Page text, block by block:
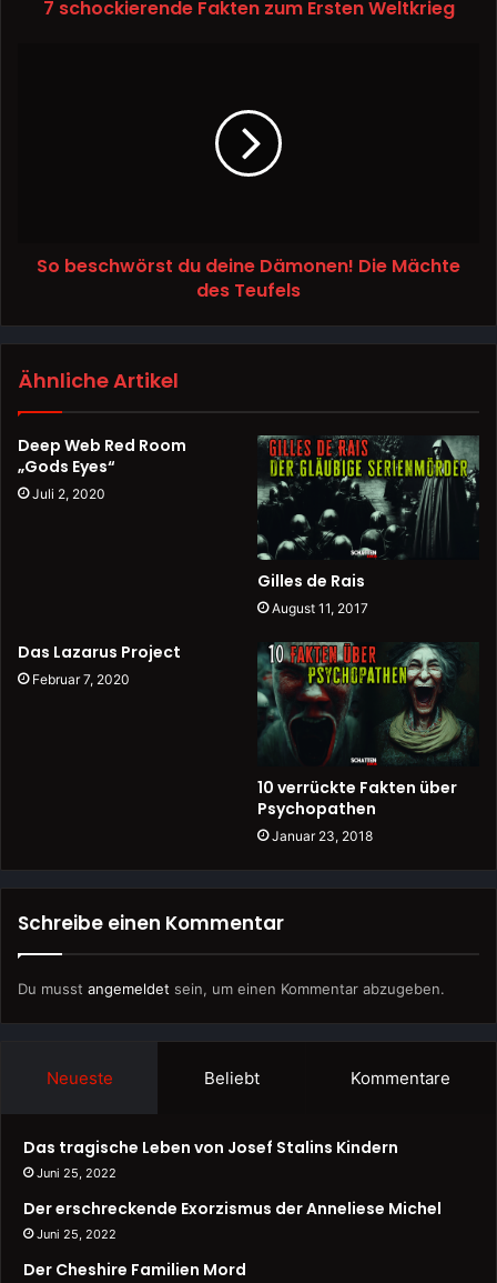
7 schockierende Fakten zum Ersten Weltkrieg
So beschwörst du deine Dämonen! Die Mächte
des Teufels
Ähnliche Artikel
Deep Web Red Room
„Gods Eyes“
Juli 2, 2020
Gilles de Rais
August 11, 2017
Das Lazarus Project
Februar 7, 2020
10 verrückte Fakten über
Psychopathen
Januar 23, 2018
Schreibe einen Kommentar
Du musst angemeldet sein, um einen Kommentar abzugeben.
Neueste Beliebt Kommentare
Das tragische Leben von Josef Stalins Kindern
Juni 25, 2022
Der erschreckende Exorzismus der Anneliese Michel
Juni 25, 2022
Der Cheshire Familien Mord